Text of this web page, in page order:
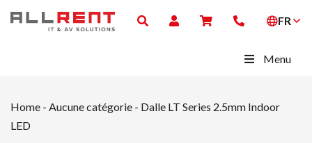
FR
Menu
Home - Aucune catégorie - Dalle LT Series 2.5mm Indoor
LED